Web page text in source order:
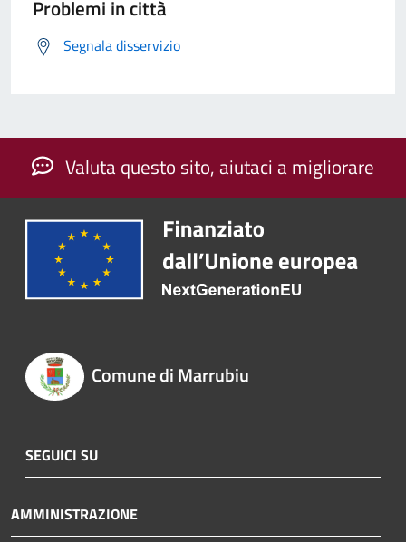
Problemi in città
Segnala disservizio
Valuta questo sito, aiutaci a migliorare
Comune di Marrubiu
SEGUICI SU
AMMINISTRAZIONE